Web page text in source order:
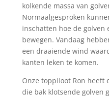
kolkende massa van
Normaalgesproken
inschatten hoe de golven
bewegen. Vandaag
een draaiende wind
kanten leken te komen.
Onze toppiloot Ron heeft
die bak klotsende golven